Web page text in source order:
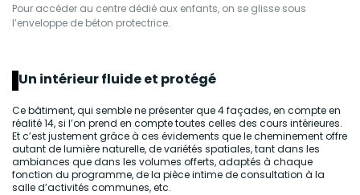
Pour accéder au centre dédié aux enfants, on se glisse sous
l’enveloppe de béton protectrice.
Un intérieur fluide et protégé
Ce bâtiment, qui semble ne présenter que 4 façades, en compte en
réalité 14, si l’on prend en compte toutes celles des cours intérieures.
Et c’est justement grâce à ces évidements que le cheminement offre
autant de lumière naturelle, de variétés spatiales, tant dans les
ambiances que dans les volumes offerts, adaptés à chaque
fonction du programme, de la pièce intime de consultation à la
salle d’activités communes, etc.